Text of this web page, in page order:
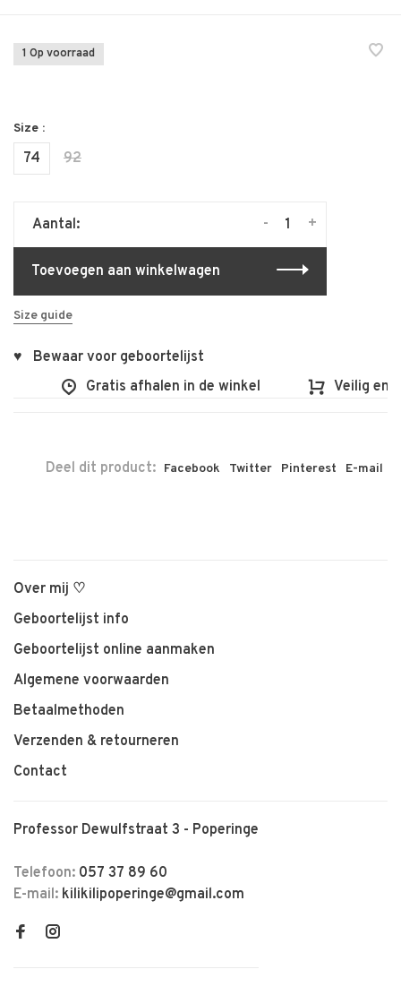
1 Op voorraad
Size :
74 92
Aantal: +
-
Toevoegen aan winkelwagen
Size guide
♥ Bewaar voor geboortelijst
Gratis afhalen in de winkel
Veilig en
Deel dit product: Facebook Twitter Pinterest E-mail
Over mij ♡
Geboortelijst info
Geboortelijst online aanmaken
Algemene voorwaarden
Betaalmethoden
Verzenden & retourneren
Contact
Professor Dewulfstraat 3 - Poperinge
Telefoon: 057 37 89 60
E-mail: kilikilipoperinge@gmail.com